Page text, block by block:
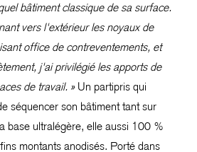
bâtiment classique de sa surface.
vers l'extérieur les noyaux de
office de contreventements, et
j'ai privilégié les apports de
de travail. »Un partipris qui
séquencer son bâtiment tant sur
base ultralégère, elle aussi 100 %
montants anodisés. Porté dans